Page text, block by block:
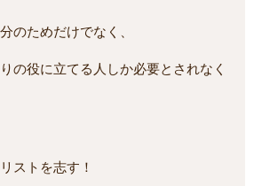
のためだけでなく、
の役に立てる人しか必要とされなく
ストを志す！